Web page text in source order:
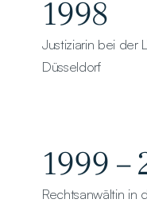
1998
Justiziarin bei der
Düsseldorf
1999 –
Rechtsanwältin in